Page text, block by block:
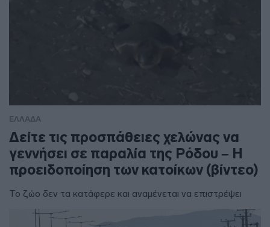
ΕΛΛΑΔΑ
Δείτε τις προσπάθειες χελώνας να
γεννήσει σε παραλία της Ρόδου – Η
προειδοποίηση των κατοίκων (βίντεο)
Το ζώο δεν τα κατάφερε και αναμένεται να επιστρέψει